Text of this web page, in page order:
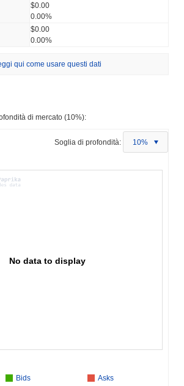
$0.00
0.00%
$0.00
0.00%
qui come usare questi dati
di mercato (10%):
Soglia di profondità: 10%
No data to display
Bids
Asks